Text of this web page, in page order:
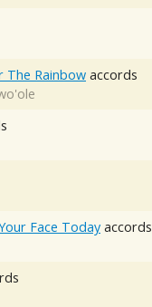
The Rainbow accords
Face Today accords